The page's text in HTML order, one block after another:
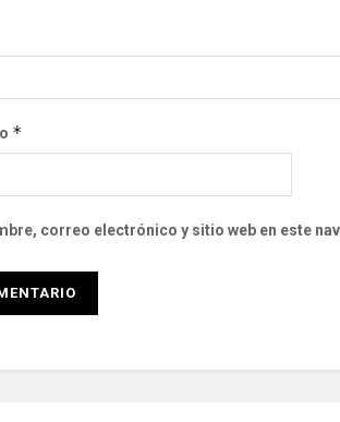
*
correo electrónico y sitio web en este